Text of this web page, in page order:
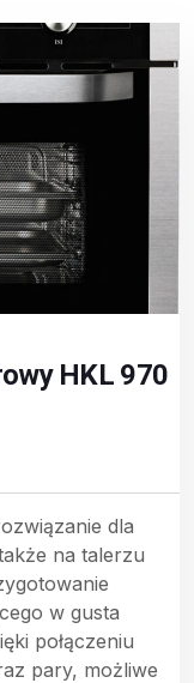
HKL 970
dla
na talerzu
w gusta
połączeniu
pary, możliwe